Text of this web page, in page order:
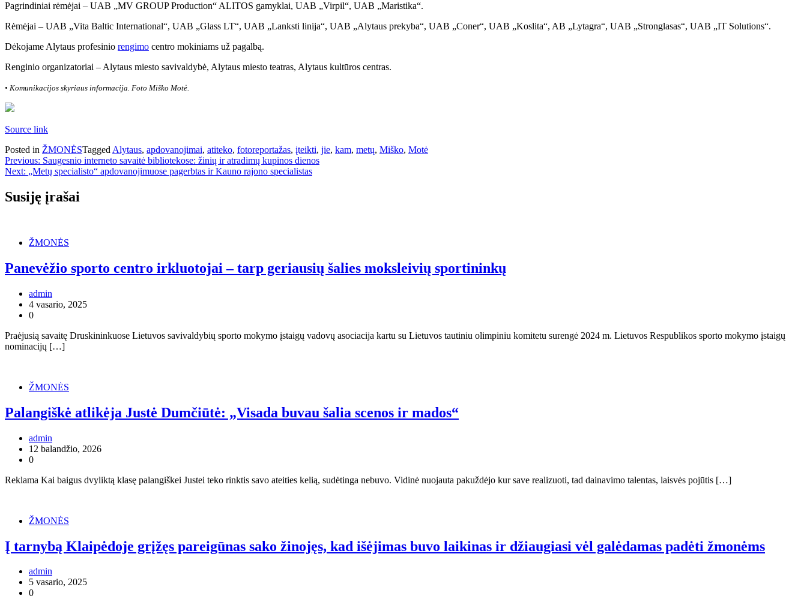
Pagrindiniai rėmėjai – UAB „MV GROUP Production“ ALITOS gamyklai, UAB „Virpil“, UAB „Maristika“.
Rėmėjai – UAB „Vita Baltic International“, UAB „Glass LT“, UAB „Lanksti linija“, UAB „Alytaus prekyba“, UAB „Coner“, UAB „Koslita“, AB „Lytagra“, UAB „Stronglasas“, UAB „IT Solutions“.
Dėkojame Alytaus profesinio rengimo centro mokiniams už pagalbą.
Renginio organizatoriai – Alytaus miesto savivaldybė, Alytaus miesto teatras, Alytaus kultūros centras.
• Komunikacijos skyriaus informacija. Foto Miško Motė.
Source link
Posted in ŽMONĖSTagged Alytaus, apdovanojimai, atiteko, fotoreportažas, įteikti, jie, kam, metų, Miško, Motė
Navigacija
tarp
įrašų
Previous: Saugesnio interneto savaitė bibliotekose: žinių ir atradimų kupinos dienos
Next: „Metų specialisto“ apdovanojimuose pagerbtas ir Kauno rajono specialistas
Susiję įrašai
ŽMONĖS
Panevėžio sporto centro irkluotojai – tarp geriausių šalies moksleivių sportininkų
admin
4 vasario, 2025
0
Praėjusią savaitę Druskininkuose Lietuvos savivaldybių sporto mokymo įstaigų vadovų asociacija kartu su Lietuvos tautiniu olimpiniu komitetu surengė 2024 m. Lietuvos Respublikos sporto mokymo įstaigų
nominacijų […]
ŽMONĖS
Palangiškė atlikėja Justė Dumčiūtė: „Visada buvau šalia scenos ir mados“
admin
12 balandžio, 2026
0
Reklama Kai baigus dvyliktą klasę palangiškei Justei teko rinktis savo ateities kelią, sudėtinga nebuvo. Vidinė nuojauta pakuždėjo kur save realizuoti, tad dainavimo talentas, laisvės pojūtis […]
ŽMONĖS
Į tarnybą Klaipėdoje grįžęs pareigūnas sako žinojęs, kad išėjimas buvo laikinas ir džiaugiasi vėl galėdamas padėti žmonėms
admin
5 vasario, 2025
0